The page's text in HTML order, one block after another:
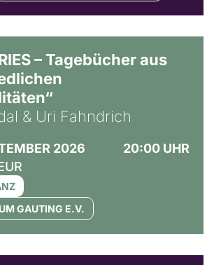
– Tagebücher aus
& Uri Fahndrich
2026
20:00 UHR
GAUTING E.V.